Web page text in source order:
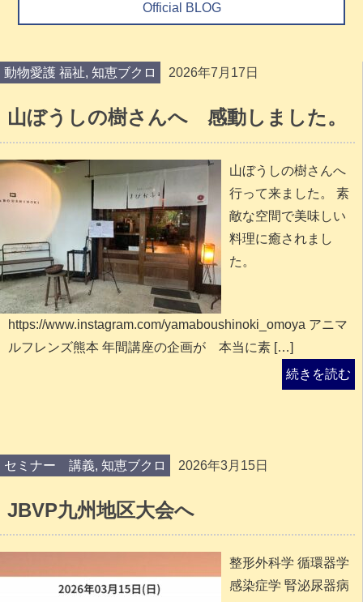
Official BLOG
動物愛護 福祉, 知恵ブクロ 2026年7月17日
山ぼうしの樹さんへ 感動しました。
山ぼうしの樹さんへ
行って来ました。 素
敵な空間で美味しい
料理に癒されまし
た。
https://www.instagram.com/yamaboushinoki_omoya アニマ
ルフレンズ熊本 年間講座の企画が 本当に素 […]
続きを読む
セミナー 講義, 知恵ブクロ 2026年3月15日
JBVP九州地区大会へ
整形外科学 循環器学
感染症学 腎泌尿器病